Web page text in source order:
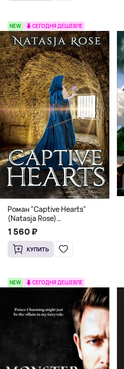
NEW СЕГОДНЯ ДЕШЕВЛЕ
Роман "Captive Hearts"
(Natasja Rose)
Романтическое фэнтези
1 560 ₽
КУПИТЬ
NEW СЕГОДНЯ ДЕШЕВЛЕ